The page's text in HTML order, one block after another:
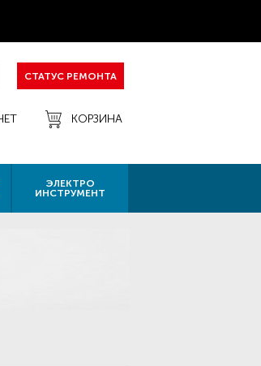
СТАТУС РЕМОНТА
КОРЗИНА
ЭЛЕКТРО
ИНСТРУМЕНТ